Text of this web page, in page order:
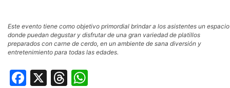
Este evento tiene como objetivo primordial brindar a los asistentes un espacio
donde puedan degustar y disfrutar de una gran variedad de platillos
preparados con carne de cerdo, en un ambiente de sana diversión y
entretenimiento para todas las edades.
Facebook
X Threads